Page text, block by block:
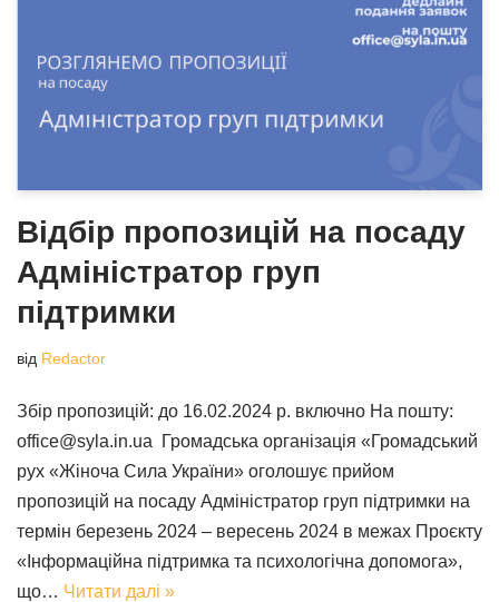
Відбір пропозицій на посаду
Адміністратор груп
підтримки
від Redactor
Збір пропозицій: до 16.02.2024 р. включно На пошту:
office@syla.in.ua Громадська організація «Громадський
рух «Жіноча Сила України» оголошує прийом
пропозицій на посаду Адміністратор груп підтримки на
термін березень 2024 – вересень 2024 в межах Проєкту
«Інформаційна підтримка та психологічна допомога»,
що… Читати далі »